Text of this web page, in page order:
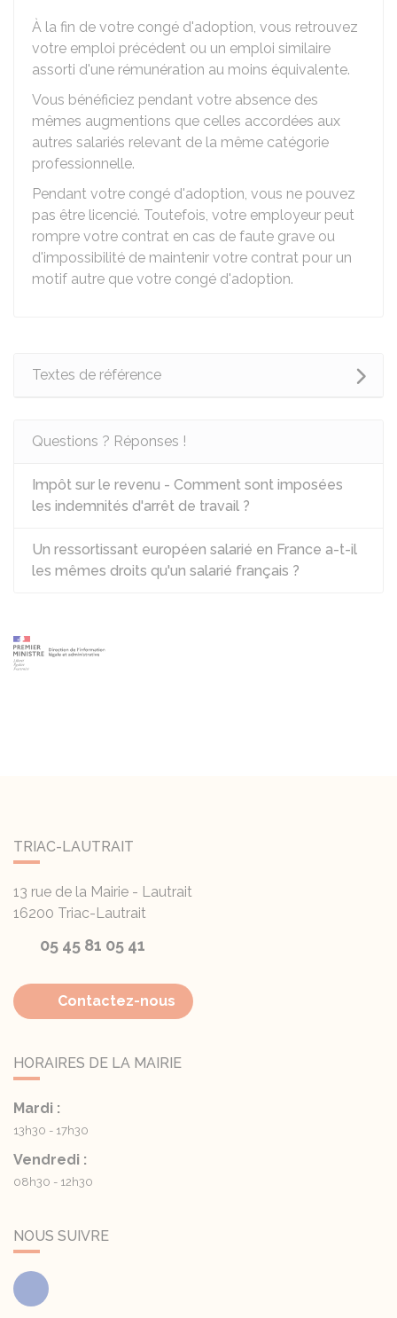
À la fin de votre congé d'adoption, vous retrouvez
votre emploi précédent ou un emploi similaire
assorti d'une rémunération au moins équivalente.
Vous bénéficiez pendant votre absence des
mêmes augmentions que celles accordées aux
autres salariés relevant de la même catégorie
professionnelle.
Pendant votre congé d'adoption, vous ne pouvez
pas être licencié. Toutefois, votre employeur peut
rompre votre contrat en cas de faute grave ou
d'impossibilité de maintenir votre contrat pour un
motif autre que votre congé d'adoption.
Textes de référence
Questions ? Réponses !
Impôt sur le revenu - Comment sont imposées
les indemnités d'arrêt de travail ?
Un ressortissant européen salarié en France a-t-il
les mêmes droits qu'un salarié français ?
TRIAC-LAUTRAIT
13 rue de la Mairie - Lautrait
16200 Triac-Lautrait
05 45 81 05 41
Contactez-nous
HORAIRES DE LA MAIRIE
Mardi :
13h30 - 17h30
Vendredi :
08h30 - 12h30
NOUS SUIVRE
Facebook